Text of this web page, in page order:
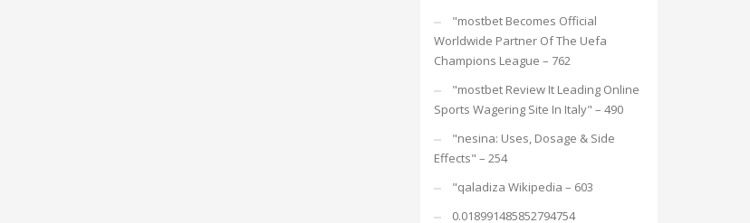
"mostbet Becomes Official
Worldwide Partner Of The Uefa
Champions League – 762
"mostbet Review It Leading Online
Sports Wagering Site In Italy" – 490
"nesina: Uses, Dosage & Side
Effects" – 254
"qaladiza Wikipedia – 603
0.018991485852794754